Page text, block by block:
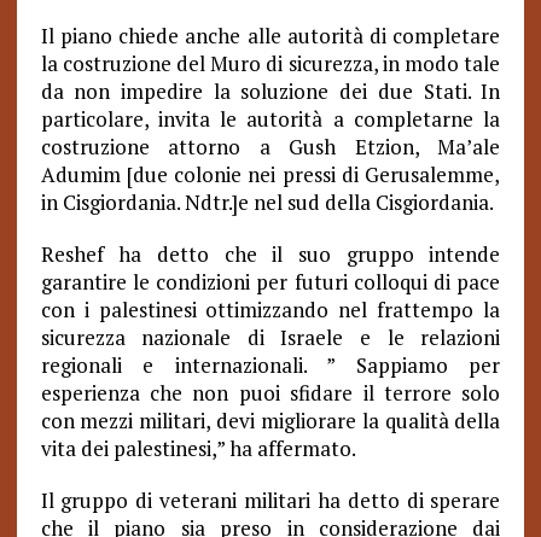
Il piano chiede anche alle autorità di completare
la costruzione del Muro di sicurezza, in modo tale
da non impedire la soluzione dei due Stati. In
particolare, invita le autorità a completarne la
costruzione attorno a Gush Etzion, Ma’ale
Adumim [due colonie nei pressi di Gerusalemme,
in Cisgiordania. Ndtr.]e nel sud della Cisgiordania.
Reshef ha detto che il suo gruppo intende
garantire le condizioni per futuri colloqui di pace
con i palestinesi ottimizzando nel frattempo la
sicurezza nazionale di Israele e le relazioni
regionali e internazionali. ” Sappiamo per
esperienza che non puoi sfidare il terrore solo
con mezzi militari, devi migliorare la qualità della
vita dei palestinesi,” ha affermato.
Il gruppo di veterani militari ha detto di sperare
che il piano sia preso in considerazione dai